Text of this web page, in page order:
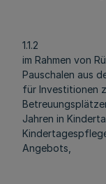
1.1.2
im Rahmen von
Pauschalen aus
für Investitionen
Jahren in
Angebots,